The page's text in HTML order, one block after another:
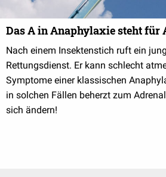
Das A in Anaphylaxie steht für
Nach einem Insektenstich ruft ein
Rettungsdienst. Er kann schlecht
Symptome einer klassischen
in solchen Fällen beherzt zum
sich ändern!